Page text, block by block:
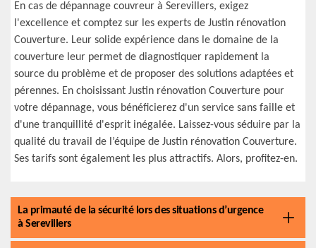
En cas de dépannage couvreur à Serevillers, exigez
l'excellence et comptez sur les experts de Justin rénovation
Couverture. Leur solide expérience dans le domaine de la
couverture leur permet de diagnostiquer rapidement la
source du problème et de proposer des solutions adaptées et
pérennes. En choisissant Justin rénovation Couverture pour
votre dépannage, vous bénéficierez d'un service sans faille et
d'une tranquillité d'esprit inégalée. Laissez-vous séduire par la
qualité du travail de l’équipe de Justin rénovation Couverture.
Ses tarifs sont également les plus attractifs. Alors, profitez-en.
La primauté de la sécurité lors des situations d’urgence
à Serevillers